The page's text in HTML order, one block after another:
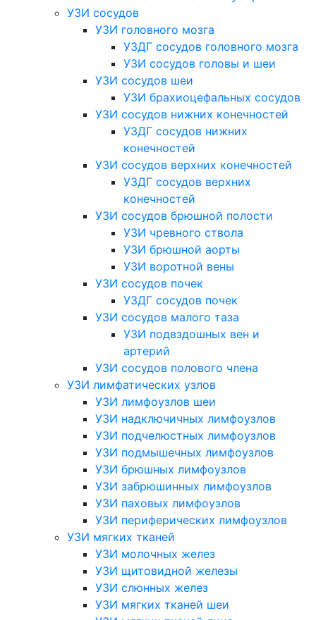
УЗИ сосудов
УЗИ головного мозга
УЗДГ сосудов головного мозга
УЗИ сосудов головы и шеи
УЗИ сосудов шеи
УЗИ брахиоцефальных сосудов
УЗИ сосудов нижних конечностей
УЗДГ сосудов нижних
конечностей
УЗИ сосудов верхних конечностей
УЗДГ сосудов верхних
конечностей
УЗИ сосудов брюшной полости
УЗИ чревного ствола
УЗИ брюшной аорты
УЗИ воротной вены
УЗИ сосудов почек
УЗДГ сосудов почек
УЗИ сосудов малого таза
УЗИ подвздошных вен и
артерий
УЗИ сосудов полового члена
УЗИ лимфатических узлов
УЗИ лимфоузлов шеи
УЗИ надключичных лимфоузлов
УЗИ подчелюстных лимфоузлов
УЗИ подмышечных лимфоузлов
УЗИ брюшных лимфоузлов
УЗИ забрюшинных лимфоузлов
УЗИ паховых лимфоузлов
УЗИ периферических лимфоузлов
УЗИ мягких тканей
УЗИ молочных желез
УЗИ щитовидной железы
УЗИ слюнных желез
УЗИ мягких тканей шеи